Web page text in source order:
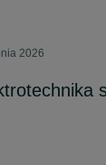
2026